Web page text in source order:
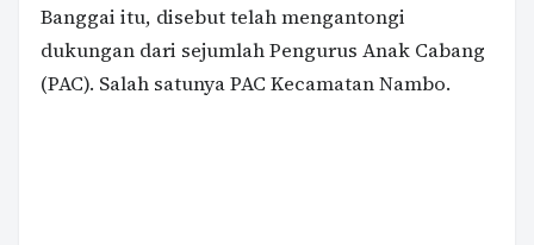
Banggai itu, disebut telah mengantongi
dukungan dari sejumlah Pengurus Anak Cabang
(PAC). Salah satunya PAC Kecamatan Nambo.